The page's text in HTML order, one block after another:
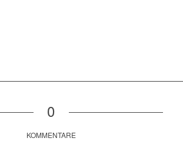
0
KOMMENTARE